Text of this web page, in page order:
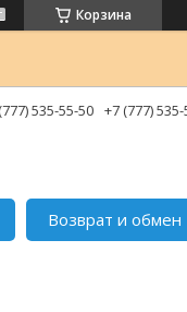
Корзина
535-55-50 +7 (777) 535-
Возврат и обмен